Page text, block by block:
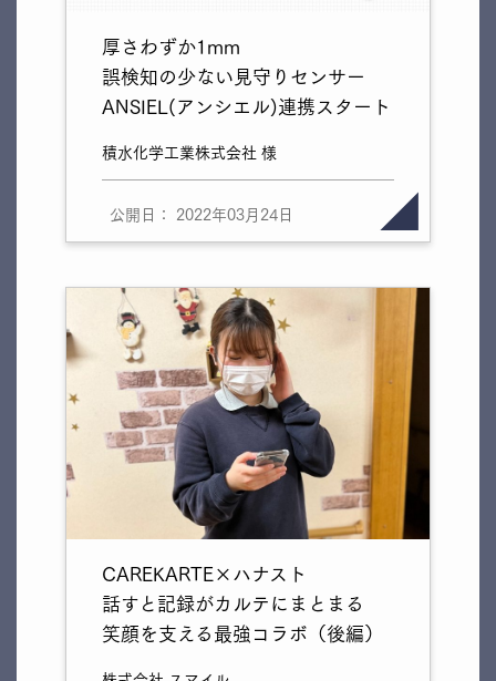
厚さわずか1mm
誤検知の少ない見守りセンサー
ANSIEL(アンシエル)連携スタート
積水化学工業株式会社 様
公開日： 2022年03月24日
CAREKARTE×ハナスト
話すと記録がカルテにまとまる
笑顔を支える最強コラボ（後編）